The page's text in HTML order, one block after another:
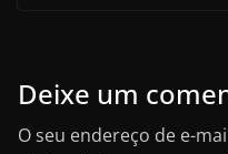
Deixe um
O seu endereço de e-